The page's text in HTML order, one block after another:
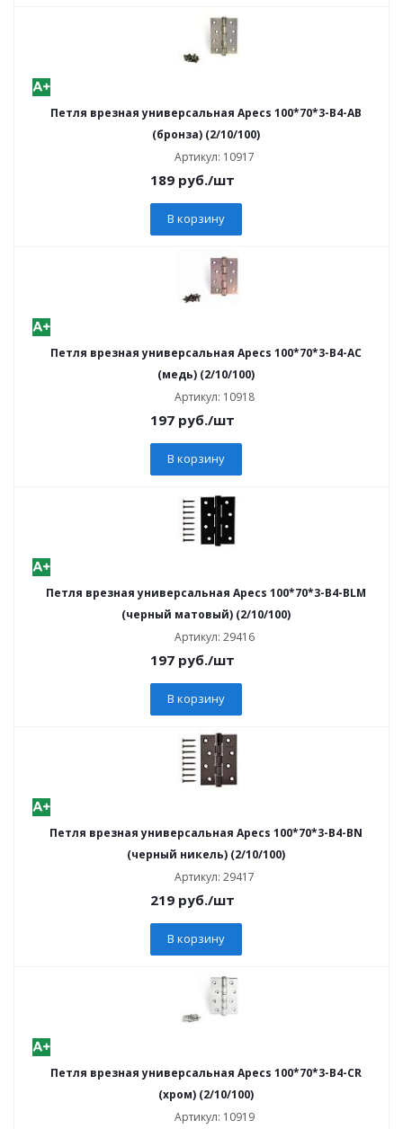
Петля врезная универсальная Apecs 100*70*3-В4-AB
(бронза) (2/10/100)
Артикул: 10917
189 руб./шт
В корзину
Петля врезная универсальная Apecs 100*70*3-В4-AC
(медь) (2/10/100)
Артикул: 10918
197 руб./шт
В корзину
Петля врезная универсальная Apecs 100*70*3-В4-BLM
(черный матовый) (2/10/100)
Артикул: 29416
197 руб./шт
В корзину
Петля врезная универсальная Apecs 100*70*3-В4-BN
(черный никель) (2/10/100)
Артикул: 29417
219 руб./шт
В корзину
Петля врезная универсальная Apecs 100*70*3-В4-CR
(хром) (2/10/100)
Артикул: 10919